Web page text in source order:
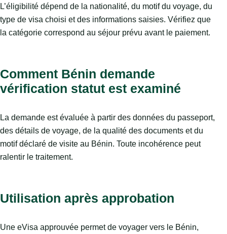
L’éligibilité dépend de la nationalité, du motif du voyage, du
type de visa choisi et des informations saisies. Vérifiez que
la catégorie correspond au séjour prévu avant le paiement.
Comment Bénin demande
vérification statut est examiné
La demande est évaluée à partir des données du passeport,
des détails de voyage, de la qualité des documents et du
motif déclaré de visite au Bénin. Toute incohérence peut
ralentir le traitement.
Utilisation après approbation
Une eVisa approuvée permet de voyager vers le Bénin,